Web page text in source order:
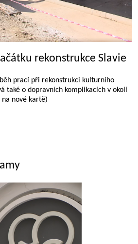
rekonstrukce Slavie
prací při rekonstrukci kulturního
také o dopravních komplikacích v okolí
na nové kartě)